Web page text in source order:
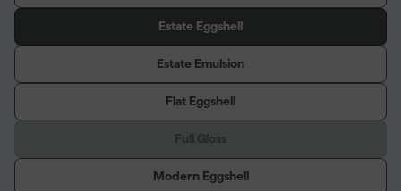
Estate Eggshell
Estate Emulsion
Flat Eggshell
Modern Eggshell